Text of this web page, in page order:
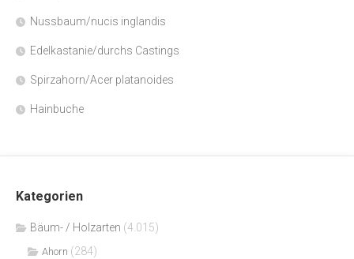
Nussbaum/nucis inglandis
Edelkastanie/durchs Castings
Spirzahorn/Acer platanoides
Hainbuche
Kategorien
Bäum- / Holzarten (4.015)
Ahorn (284)